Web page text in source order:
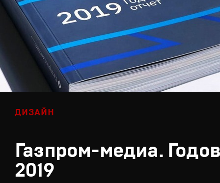
ДИЗАЙН
Газпром-медиа.
2019